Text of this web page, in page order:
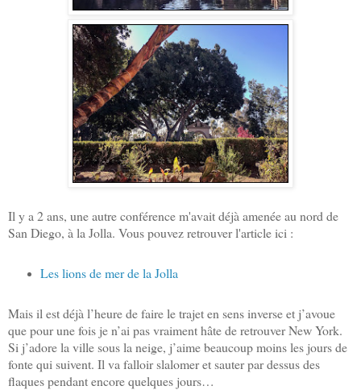
Il y a 2 ans, une autre conférence m'avait déjà amenée au nord de
San Diego, à la Jolla. Vous pouvez retrouver l'article ici :
Les lions de mer de la Jolla
Mais il est déjà l’heure de faire le trajet en sens inverse et j’avoue
que pour une fois je n’ai pas vraiment hâte de retrouver New York.
Si j’adore la ville sous la neige, j’aime beaucoup moins les jours de
fonte qui suivent. Il va falloir slalomer et sauterpardessus des
flaques pendant encore quelques jours…